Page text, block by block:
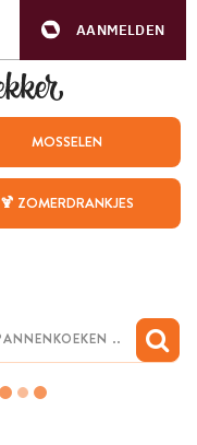
AANMELDEN
MOSSELEN
🍹 ZOMERDRANKJES